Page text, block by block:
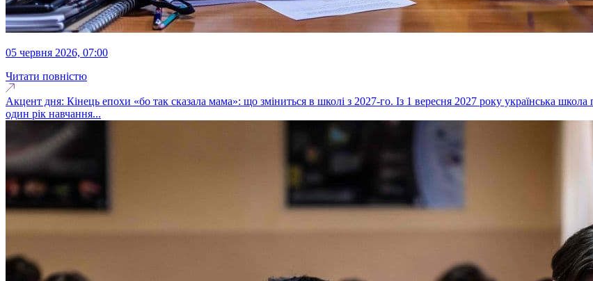
05 червня 2026, 07:00
Читати повністю
Акцент дня: Кінець епохи «бо так сказала мама»: що зміниться в школі з 2027-го. Із 1 вересня 2027 року українська
один рік навчання...